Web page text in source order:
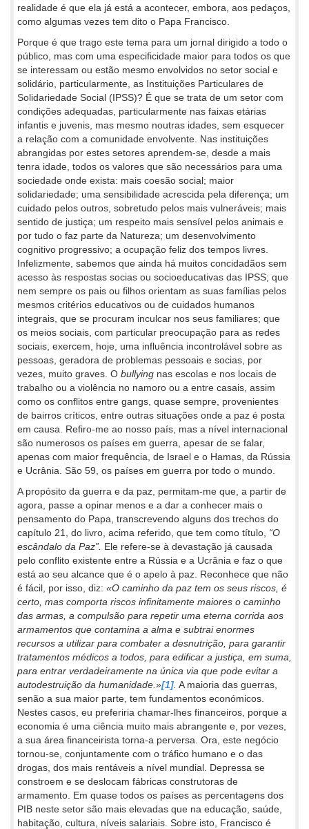
realidade é que ela já está a acontecer, embora, aos pedaços,
como algumas vezes tem dito o Papa Francisco.
Porque é que trago este tema para um jornal dirigido a todo o
público, mas com uma especificidade maior para todos os que
se interessam ou estão mesmo envolvidos no setor social e
solidário, particularmente, as Instituições Particulares de
Solidariedade Social (IPSS)? É que se trata de um setor com
condições adequadas, particularmente nas faixas etárias
infantis e juvenis, mas mesmo noutras idades, sem esquecer
a relação com a comunidade envolvente. Nas instituições
abrangidas por estes setores aprendem-se, desde a mais
tenra idade, todos os valores que são necessários para uma
sociedade onde exista: mais coesão social; maior
solidariedade; uma sensibilidade acrescida pela diferença; um
cuidado pelos outros, sobretudo pelos mais vulneráveis; mais
sentido de justiça; um respeito mais sensível pelos animais e
por tudo o faz parte da Natureza; um desenvolvimento
cognitivo progressivo; a ocupação feliz dos tempos livres.
Infelizmente, sabemos que ainda há muitos concidadãos sem
acesso às respostas socias ou socioeducativas das IPSS; que
nem sempre os pais ou filhos orientam as suas famílias pelos
mesmos critérios educativos ou de cuidados humanos
integrais, que se procuram inculcar nos seus familiares; que
os meios sociais, com particular preocupação para as redes
sociais, exercem, hoje, uma influência incontrolável sobre as
pessoas, geradora de problemas pessoais e socias, por
vezes, muito graves. O bullying nas escolas e nos locais de
trabalho ou a violência no namoro ou a entre casais, assim
como os conflitos entre gangs, quase sempre, provenientes
de bairros críticos, entre outras situações onde a paz é posta
em causa. Refiro-me ao nosso país, mas a nível internacional
são numerosos os países em guerra, apesar de se falar,
apenas com maior frequência, de Israel e o Hamas, da Rússia
e Ucrânia. São 59, os países em guerra por todo o mundo.
A propósito da guerra e da paz, permitam-me que, a partir de
agora, passe a opinar menos e a dar a conhecer mais o
pensamento do Papa, transcrevendo alguns dos trechos do
capítulo 21, do livro, acima referido, que tem como título, “O
escândalo da Paz”. Ele refere-se à devastação já causada
pelo conflito existente entre a Rússia e a Ucrânia e faz o que
está ao seu alcance que é o apelo à paz. Reconhece que não
é fácil, por isso, diz: «O caminho da paz tem os seus riscos, é
certo, mas comporta riscos infinitamente maiores o caminho
das armas, a compulsão para repetir uma eterna corrida aos
armamentos que contamina a alma e subtrai enormes
recursos a utilizar para combater a desnutrição, para garantir
tratamentos médicos a todos, para edificar a justiça, em suma,
para entrar verdadeiramente na única via que pode evitar a
autodestruição da humanidade.»[1] A maioria das guerras,
senão a sua maior parte, tem fundamentos económicos.
Nestes casos, eu preferiria chamar-lhes financeiros, porque a
economia é uma ciência muito mais abrangente e, por vezes,
a sua área financeirista torna-a perversa. Ora, este negócio
tornou-se, conjuntamente com o tráfico humano e o das
drogas, dos mais rentáveis a nível mundial. Depressa se
constroem e se deslocam fábricas construtoras de
armamento. Em quase todos os países as percentagens dos
PIB neste setor são mais elevadas que na educação, saúde,
habitação, cultura, níveis salariais. Sobre isto, Francisco é